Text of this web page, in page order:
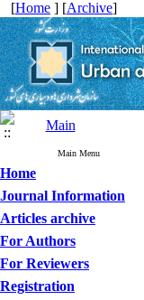
[Home ] [Archive]
Main
Main Menu
Home
Journal Information
Articles archive
For Authors
For Reviewers
Registration